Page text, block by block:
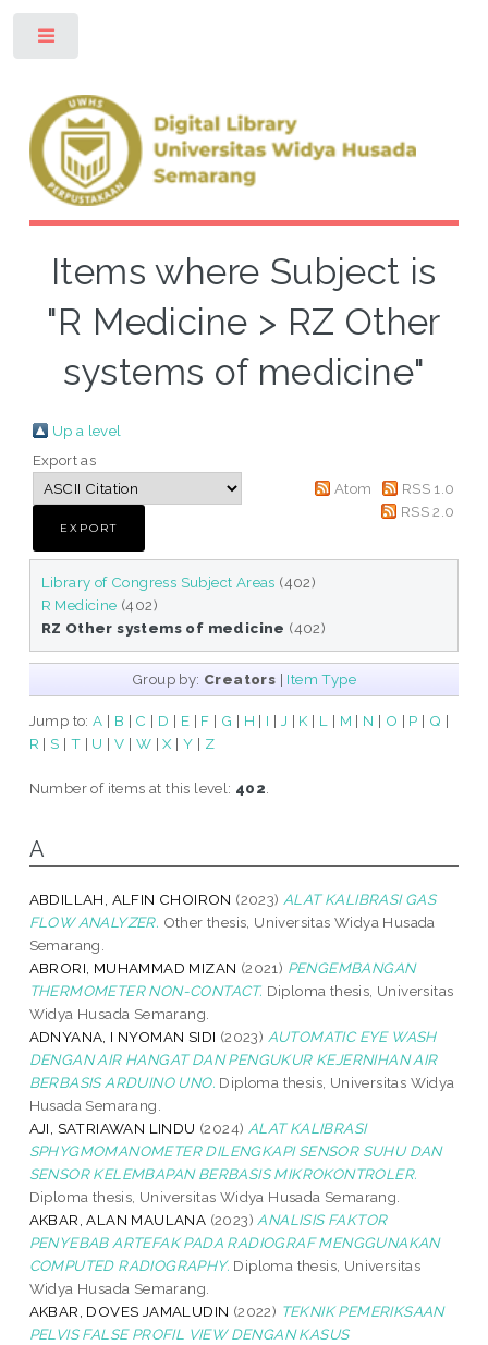
Items where Subject is
"R Medicine > RZ Other
systems of medicine"
Up a level
Export as
Atom
RSS 1.0
RSS 2.0
Library of Congress Subject Areas (402)
R Medicine (402)
RZ Other systems of medicine (402)
Group by: Creators | Item Type
Jump to:A | B | C | D | E | F | G | H | I | J | K | L | M | N | O | P | Q |
R | S | T | U |V | W |X | Y | Z
Number of items at this level: 402
A
ABDILLAH, ALFIN CHOIRON (2023) ALAT KALIBRASI GAS
FLOW ANALYZER. Other thesis, Universitas Widya Husada
Semarang.
ABRORI, MUHAMMAD MIZAN (2021) PENGEMBANGAN
THERMOMETER NON-CONTACT. Diploma thesis, Universitas
Widya Husada Semarang.
ADNYANA, I NYOMAN SIDI (2023) AUTOMATIC EYE WASH
DENGAN AIR HANGAT DAN PENGUKUR KEJERNIHAN AIR
BERBASIS ARDUINO UNO. Diploma thesis, Universitas Widya
Husada Semarang.
AJI, SATRIAWAN LINDU (2024) ALAT KALIBRASI
SPHYGMOMANOMETER DILENGKAPI SENSOR SUHU DAN
SENSOR KELEMBAPAN BERBASIS MIKROKONTROLER.
Diploma thesis, Universitas Widya Husada Semarang.
AKBAR, ALAN MAULANA (2023) ANALISIS FAKTOR
PENYEBAB ARTEFAK PADA RADIOGRAF MENGGUNAKAN
COMPUTED RADIOGRAPHY. Diploma thesis, Universitas
Widya Husada Semarang.
AKBAR, DOVES JAMALUDIN (2022) TEKNIK PEMERIKSAAN
PELVIS FALSE PROFIL VIEW DENGAN KASUS